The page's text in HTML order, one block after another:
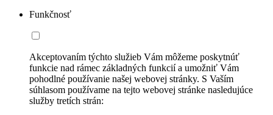
Funkčnosť
Akceptovaním týchto služieb Vám môžeme poskytnúť
funkcie nad rámec základných funkcií a umožniť Vám
pohodlné používanie našej webovej stránky. S Vaším
súhlasom používame na tejto webovej stránke nasledujúce
služby tretích strán: